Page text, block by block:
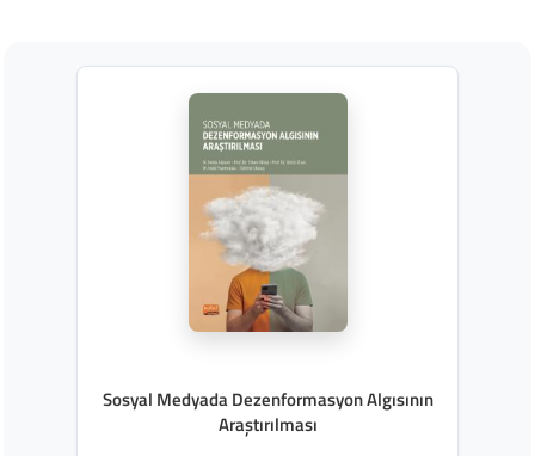
Sosyal Medyada Dezenformasyon Algısının
Araştırılması